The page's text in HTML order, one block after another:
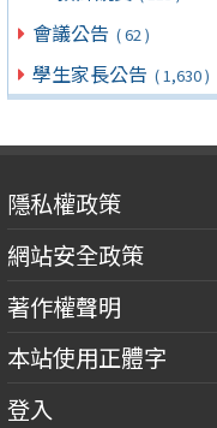
會議公告 ( 62 )
學生家長公告 ( 1,630 )
隱私權政策
網站安全政策
著作權聲明
本站使用正體字
登入